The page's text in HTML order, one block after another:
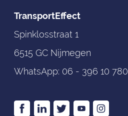
TransportEffect
Spinklosstraat 1
6515 GC Nijmegen
WhatsApp: 06 - 396 10 780